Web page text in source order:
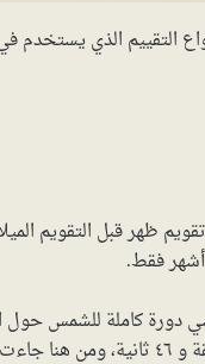
التقييم الذي يستخدم
ظهر قبل التقويم
و ٥ ساعات و ٤٨ دقيقة و ٤٦ ثانية،